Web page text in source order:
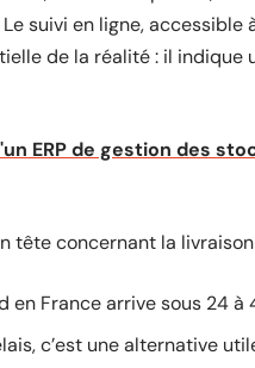
suivi en ligne, accessible
de la réalité : il
ERP de gestion des
tête concernant la
en France arrive sous 24 à
c’est une alternative